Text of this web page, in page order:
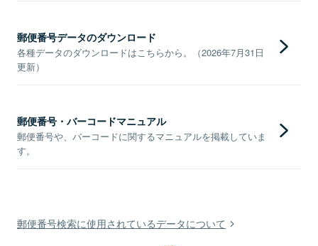
郵便番号データのダウンロード
各種データのダウンロードはこちらから。（2026年7月31日
更新）
郵便番号・バーコードマニュアル
郵便番号や、バーコードに関するマニュアルを掲載していま
す。
郵便番号検索に使用されているデータについて